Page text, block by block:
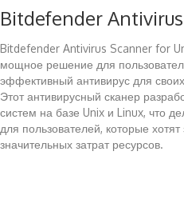
Bitdefender
Bitdefender Antivirus Scanner for
мощное решение для
эффективный антивирус для
Этот антивирусный сканер
систем на базе Unix и Linux, что
для пользователей, которые
значительных затрат ресурсов.